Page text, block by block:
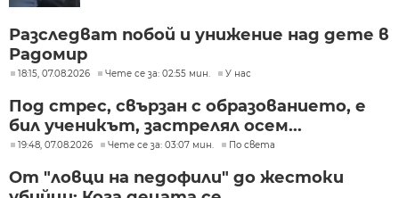
Разследват побой и унижение над дете в
Радомир
18:15, 07.08.2026 Чете се за: 02:55 мин. У нас
Под стрес, свързан с образованието, е
бил ученикът, застрелял осем...
19:48, 07.08.2026 Чете се за: 03:07 мин. По света
От "ловци на педофили" до жестоки